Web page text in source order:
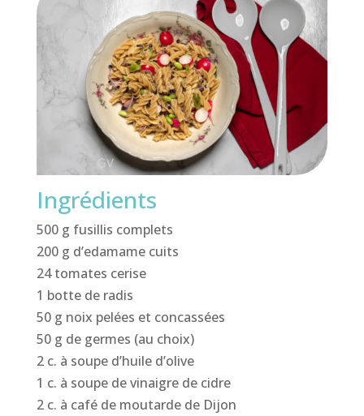
Ingrédients
500 g fusillis complets
200 g d’edamame cuits
24 tomates cerise
1 botte de radis
50 g noix pelées et concassées
50 g de germes (au choix)
2 c. à soupe d’huile d’olive
1 c. à soupe de vinaigre de cidre
2 c. à café de moutarde de Dijon